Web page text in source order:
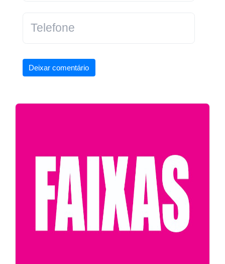
Deixar comentário